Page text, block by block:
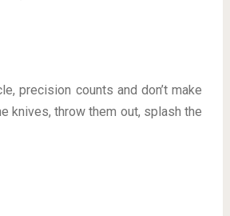
precision counts and don’t make
knives, throw them out, splash the